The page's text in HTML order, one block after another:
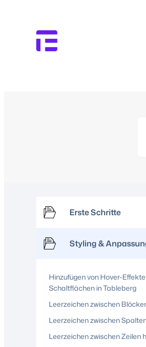
Erste Schritte
Styling &
Hinzufügen von Hover-
Schaltflächen in Tableberg
Leerzeichen zwischen
Leerzeichen zwischen
Leerzeichen zwischen Zeilen